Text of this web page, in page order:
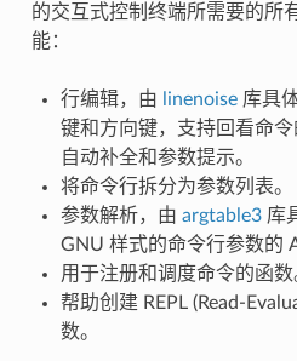
的交互式控制终端所需要的所
能：
行编辑，由 linenoise库具
键和方向键，支持回看命
自动补全和参数提示。
将命令行拆分为参数列表。
参数解析，由 argtable3库
GNU 样式的命令行参数的
用于注册和调度命令的函数
帮助创建 REPL (Read-
数。